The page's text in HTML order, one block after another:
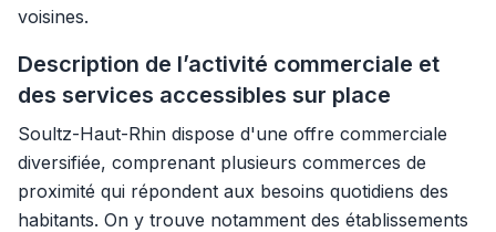
voisines.
Description de l’activité commerciale et
des services accessibles sur place
Soultz-Haut-Rhin dispose d'une offre commerciale
diversifiée, comprenant plusieurs commerces de
proximité qui répondent aux besoins quotidiens des
habitants. On y trouve notamment des établissements